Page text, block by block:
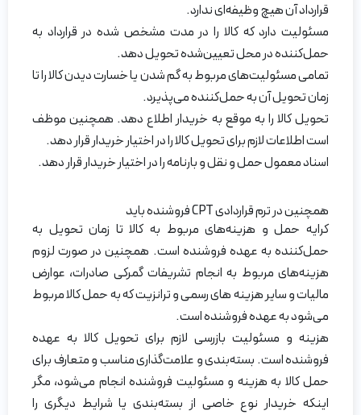
قرارداد آن هیچ وظیفه‌ای ندارد.
مسئولیت دارد که کالا را در مدت مشخص شده در قرارداد به
حمل‌کننده در محل تعیین‌شده تحویل دهد.
تمامی مسئولیت‌های مربوط به گم شدن یا خسارت دیدن کالا را تا
زمان تحویل آن به حمل‌کننده می‌پذیرد.
تحویل کالا را به موقع به خریدار اطلاع دهد. همچنین موظف
است اطلاعات لازم برای تحویل کالا را در اختیار خریدار قرار دهد.
اسناد معمول حمل و نقل و بارنامه را در اختیار خریدار قرار دهد.
همچنین در ترم قراردادی CPT فروشنده باید
کرایه حمل و هزینه‌های مربوط به کالا تا زمان تحویل به
حمل‌کننده به عهده فروشنده است. همچنین در صورت لزوم
هزینه‌های مربوط به انجام تشریفات گمرکی صادرات، عوارض
مالیات و سایر هزینه های رسمی و ترانزیت که به حمل کالا مربوط
می‌شود به عهده فروشنده است.
هزینه و مسئولیت بازرسی لازم برای تحویل کالا به عهده
فروشنده است. بسته‌بندی و علامت‌گذاری مناسب و متعارف برای
حمل کالا به هزینه و مسئولیت فروشنده انجام می‌شود، مگر
اینکه خریدار نوع خاصی از بسته‌بندی یا شرایط دیگری را